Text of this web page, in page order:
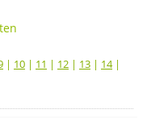
| 10 | 11 | 12 | 13 | 14|